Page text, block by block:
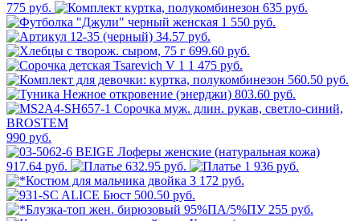
775 руб.
635 руб.
1 550 руб.
34.57 руб.
699.60 руб.
1 475 руб.
560.50 руб.
803.60 руб.
990 руб.
917.64 руб. 632.95 руб.
1 936 руб.
3 172 руб.
500.50 руб.
255 руб.